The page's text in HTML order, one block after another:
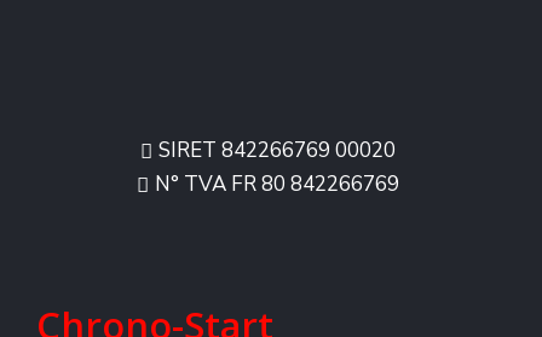
SIRET 842266769 00020
N° TVA FR 80 842266769
Chrono-Start